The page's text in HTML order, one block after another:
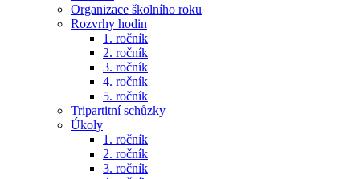
Organizace školního roku
Rozvrhy hodin
1. ročník
2. ročník
3. ročník
4. ročník
5. ročník
Tripartitní schůzky
Úkoly
1. ročník
2. ročník
3. ročník